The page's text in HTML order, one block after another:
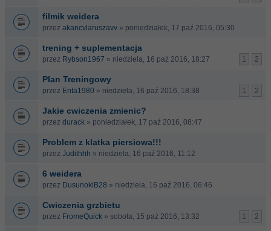
filmik weidera
przez akancvlaruszavv » poniedziałek, 17 paź 2016, 05:30
trening + suplementacja
1 2
przez Rybson1967 » niedziela, 16 paź 2016, 18:27
Plan Treningowy
1 2
przez Enta1980 » niedziela, 16 paź 2016, 18:38
Jakie cwiczenia zmienic?
przez durack » poniedziałek, 17 paź 2016, 08:47
Problem z klatka piersiowa!!!
przez Judithhh » niedziela, 16 paź 2016, 11:12
6 weidera
przez DusunokiB28 » niedziela, 16 paź 2016, 06:46
Cwiczenia grzbietu
1 2
przez FromeQuick » sobota, 15 paź 2016, 13:32